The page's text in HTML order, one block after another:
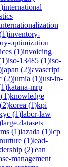
)international
(1)inventory-
optimization
(1)invoicing
1)iso-13485 (1)iso-
)japan (2)javascript
(2)jumia (1)just-in-
1)katana-mrp
(1)knowledge
(2)korea (1)kpi
(1)labor-law
large-datasets
(1)lazada (1)lcp
(1)lead-
(2)lean
management